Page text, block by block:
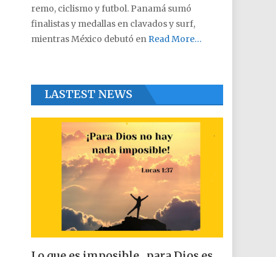
remo, ciclismo y futbol. Panamá sumó
finalistas y medallas en clavados y surf,
mientras México debutó en Read More…
LASTEST NEWS